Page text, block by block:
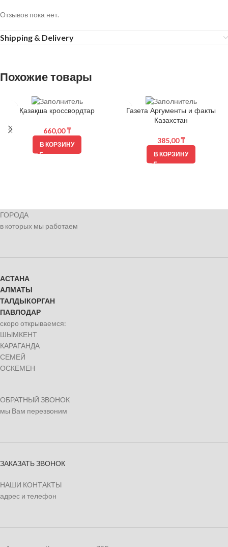
Отзывов пока нет.
Shipping & Delivery
Похожие товары
Қазақша кроссвордтар
660,00₸
В КОРЗИНУ
Газета Аргументы и факты
Казахстан
385,00₸
В КОРЗИНУ
ГОРОДА
в которых мы работаем
АСТАНА
АЛМАТЫ
ТАЛДЫКОРГАН
ПАВЛОДАР
скоро открываемся:
ШЫМКЕНТ
КАРАГАНДА
СЕМЕЙ
ОСКЕМЕН
ОБРАТНЫЙ ЗВОНОК
мы Вам перезвоним
ЗАКАЗАТЬ ЗВОНОК
НАШИ КОНТАКТЫ
адрес и телефон